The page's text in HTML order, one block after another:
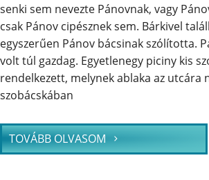
senki sem nevezte Pánovnak, vagy
csak Pánov cipésznek sem. Bárkivel
egyszerűen Pánov bácsinak szólította.
volt túl gazdag. Egyetlenegy piciny kis
rendelkezett, melynek ablaka az utcára
szobácskában
TOVÁBB OLVASOM